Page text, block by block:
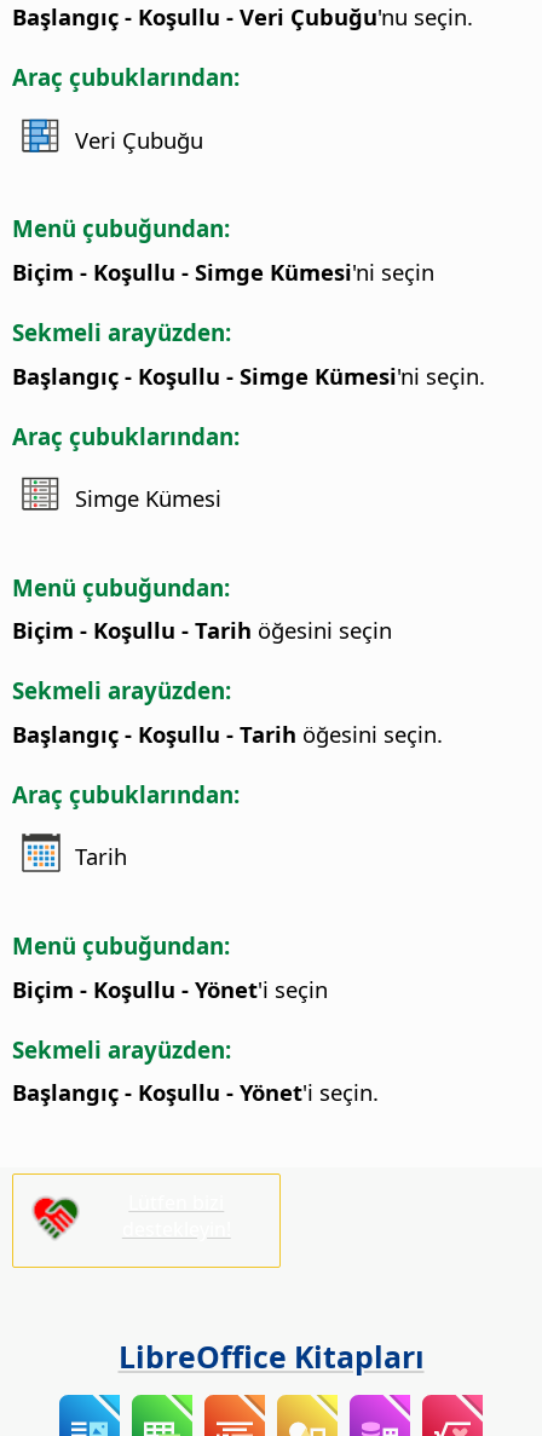
Başlangıç - Koşullu - Veri Çubuğu'nu seçin.
Araç çubuklarından:
Veri Çubuğu
Menü çubuğundan:
Biçim - Koşullu - Simge Kümesi'ni seçin
Sekmeli arayüzden:
Başlangıç - Koşullu - Simge Kümesi'ni seçin.
Araç çubuklarından:
Simge Kümesi
Menü çubuğundan:
Biçim - Koşullu - Tarih öğesini seçin
Sekmeli arayüzden:
Başlangıç - Koşullu - Tarih öğesini seçin.
Araç çubuklarından:
Tarih
Menü çubuğundan:
Biçim - Koşullu - Yönet'i seçin
Sekmeli arayüzden:
Başlangıç - Koşullu - Yönet'i seçin.
LibreOffice Kitapları